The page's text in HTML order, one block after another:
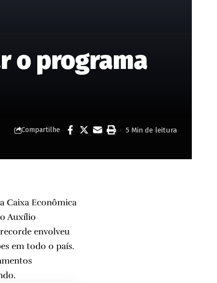
o programa
Compartilhe 5 Min de leitura
Caixa Econômica
Auxílio
envolveu
em todo o país.